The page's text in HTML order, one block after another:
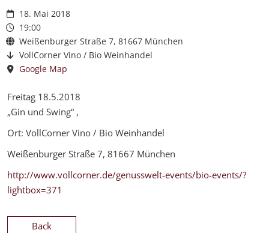
18. Mai 2018
19:00
Weißenburger Straße 7, 81667 München
VollCorner Vino / Bio Weinhandel
Google Map
Freitag 18.5.2018
„Gin und Swing“ ,
Ort: VollCorner Vino / Bio Weinhandel
Weißenburger Straße 7, 81667 München
http://www.vollcorner.de/genusswelt-events/bio-events/?
lightbox=371
Back